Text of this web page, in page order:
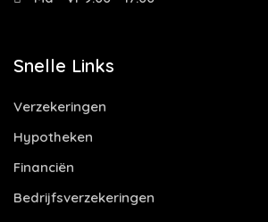
Snelle Links
Verzekeringen
Hypotheken
Financiën
Bedrijfsverzekeringen